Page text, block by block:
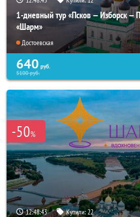
1-дневный тур «Псков — Изборск —
«Шарм»
Достоевская
640 руб.
5100руб.
-50%
12:48:43 Купили: 22